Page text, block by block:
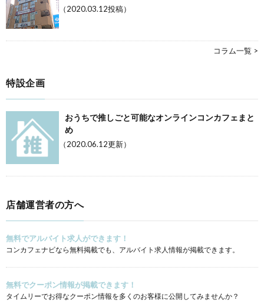
（2020.03.12投稿）
コラム一覧 >
特設企画
おうちで推しごと可能なオンラインコンカフェまと
め
（2020.06.12更新）
店舗運営者の方へ
無料でアルバイト求人ができます！
コンカフェナビなら無料掲載でも、アルバイト求人情報が掲載できます。
無料でクーポン情報が掲載できます！
タイムリーでお得なクーポン情報を多くのお客様に公開してみませんか？